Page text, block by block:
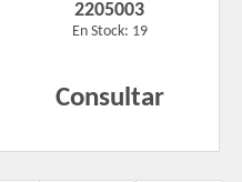
2205003
En Stock: 19
Consultar